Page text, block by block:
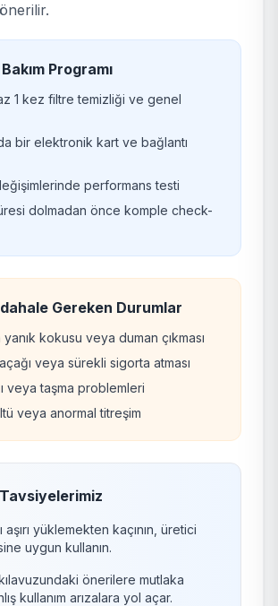
Programı
1 kez filtre temizliği ve genel
bir elektronik kart ve bağlantı
performans testi
dolmadan önce komple check-
Gereken Durumlar
kokusu veya duman çıkması
veya sürekli sigorta atması
veya taşma problemleri
veya anormal titreşim
aşırı yüklemekten kaçının, üretici
uygun kullanın.
önerilere mutlaka
kullanım arızalara yol açar.